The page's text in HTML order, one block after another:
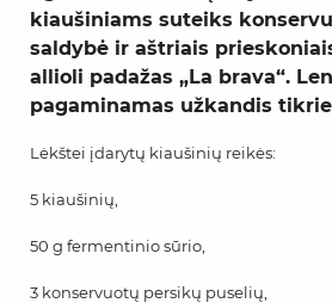
kiaušiniams suteiks
saldybė ir aštriais
allioli padažas „La brava“.
pagaminamas užkandis
Lėkštei įdarytų kiaušinių reikės:
5 kiaušinių,
50 g fermentinio sūrio,
3 konservuotų persikų puselių,